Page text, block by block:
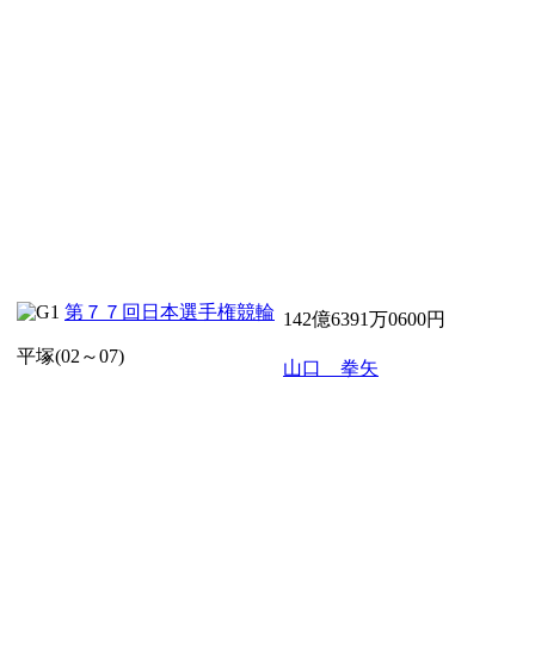
第７７回日本選手権競輪
平塚(02～07)
142億6391万0600円
山口 拳矢